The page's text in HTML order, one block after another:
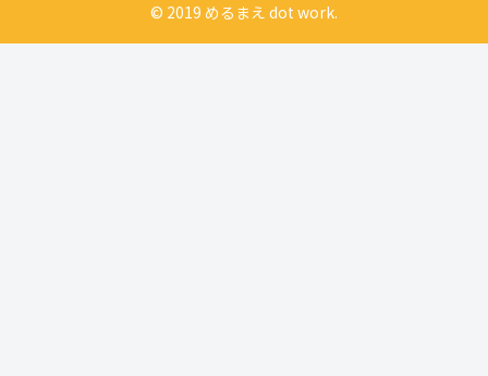
© 2019 めるまえ dot work.